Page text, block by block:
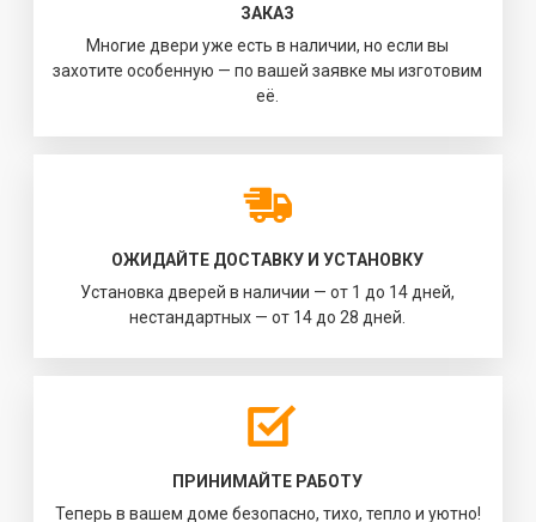
ЗАКАЗ
Многие двери уже есть в наличии, но если вы
захотите особенную — по вашей заявке мы изготовим
её.
ОЖИДАЙТЕ ДОСТАВКУ И УСТАНОВКУ
Установка дверей в наличии — от 1 до 14 дней,
нестандартных — от 14 до 28 дней.
ПРИНИМАЙТЕ РАБОТУ
Теперь в вашем доме безопасно, тихо, тепло и уютно!